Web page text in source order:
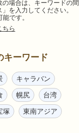
場合は、キーワードの間
を入力してください。
です。
ちら
キーワード
キャラバン
幌尻 台湾
塚 東南アジア